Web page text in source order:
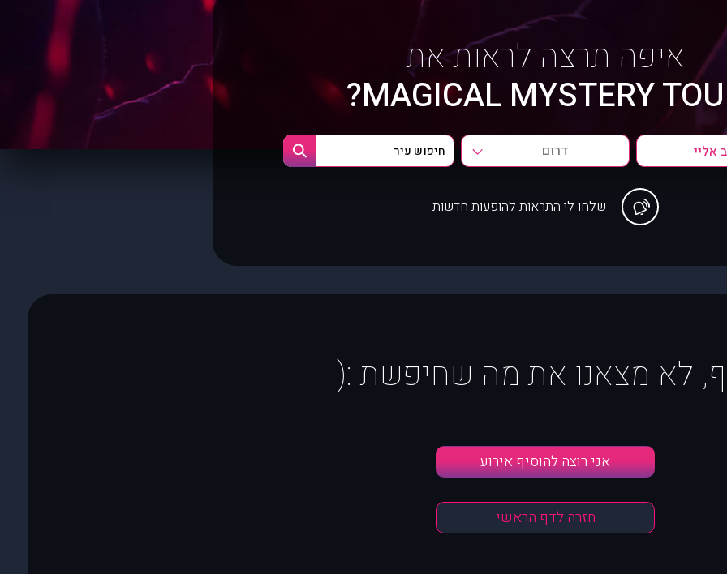
איפה תרצה לראות את
MAGICAL MYSTERY
דרום
שלחו לי התראות להופעות חדשות
לא מצאנו את מה שחיפשת :(
אני רוצה להוסיף אירוע
חזרה לדף הראשי